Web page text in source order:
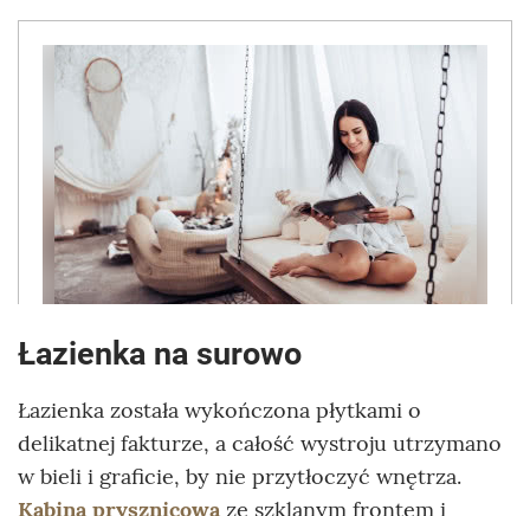
Łazienka na surowo
Łazienka została wykończona płytkami o
delikatnej fakturze, a całość wystroju utrzymano
w bieli i graficie, by nie przytłoczyć wnętrza.
Kabina prysznicowaze szklanym frontem i